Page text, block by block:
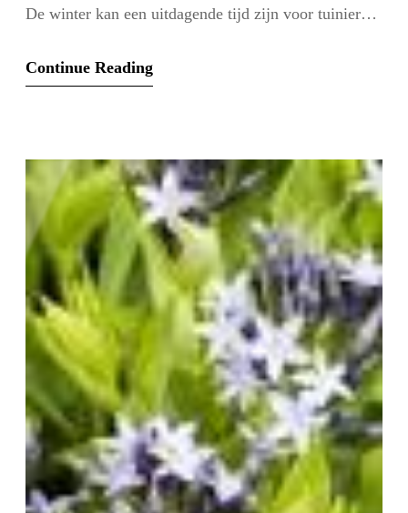
De winter kan een uitdagende tijd zijn voor tuiniers,
buitenlandschap domineren. Maar met de juiste
de koudste…
Continue Reading